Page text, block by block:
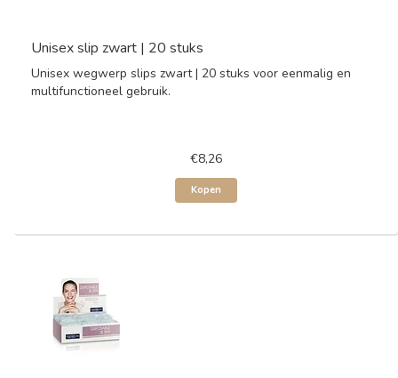
Unisex slip zwart | 20 stuks
Unisex wegwerp slips zwart | 20 stuks voor eenmalig en
multifunctioneel gebruik.
€8,26
Kopen